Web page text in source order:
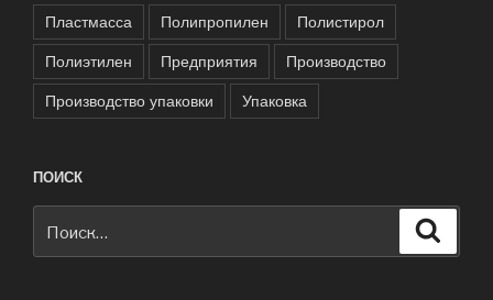
Пластмасса
Полипропилен
Полистирол
Полиэтилен
Предприятия
Производство
Производство упаковки
Упаковка
ПОИСК